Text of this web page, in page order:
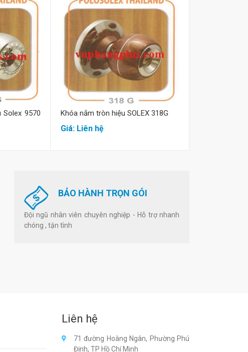
Solex 9570
Mua hàng
Khóa nắm tròn hiệu SOLEX 318G
Giá: Liên hệ
BẢO HÀNH TRỌN GÓI
Đội ngũ nhân viên chuyên nghiệp - Hỗ trợ nhanh
chóng , tận tình
Liên hệ
71 đường Hoàng Ngân, Phường Phú
Định, TP Hồ Chí Minh